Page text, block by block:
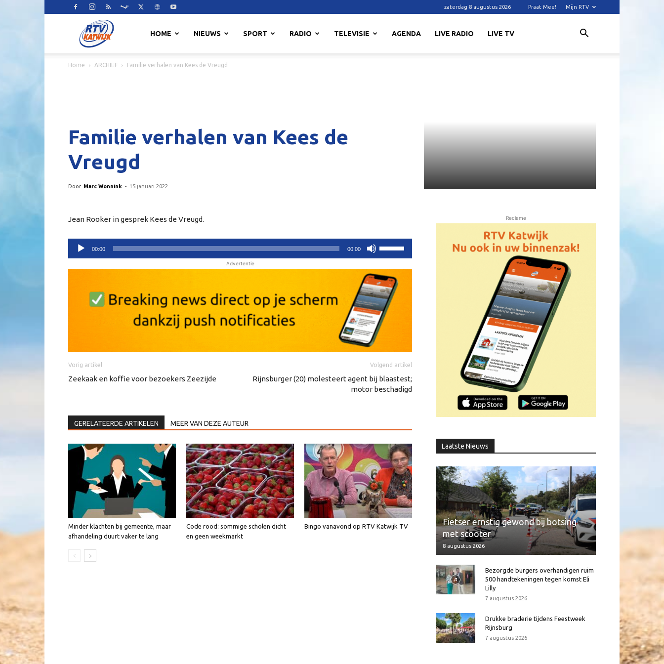
zaterdag 8 augustus 2026 Praat Mee! Mijn RTV
HOME NIEUWS SPORT RADIO TELEVISIE AGENDA LIVE RADIO LIVE TV
Home ARCHIEF Familie verhalen van Kees de Vreugd
Familie verhalen van Kees de
Vreugd
Door Marc Wonnink - 15 januari 2022
Jean Rooker in gesprek Kees de Vreugd.
Audiospeler
00:00 00:00
Omhoog/Omlaag
pijltoetsen
om
het
volume
te
Advertentie
Vorig artikel
Zeekaak en koffie voor bezoekers Zeezijde
Volgend artikel
Rijnsburger (20) molesteert agent bij blaastest;
motor beschadigd
GERELATEERDE ARTIKELEN MEER VAN DEZE AUTEUR
Minder klachten bij gemeente, maar
afhandeling duurt vaker te lang
Code rood: sommige scholen dicht
en geen weekmarkt
Bingo vanavond op RTV Katwijk TV
Reclame
Laatste Nieuws
Fietser ernstig gewond bij botsing
met scooter
8 augustus 2026
Bezorgde burgers overhandigen ruim
500 handtekeningen tegen komst Eli
Lilly
7 augustus 2026
Drukke braderie tijdens Feestweek
Rijnsburg
7 augustus 2026